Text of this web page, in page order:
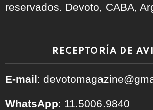
reservados. Devoto, CABA,
RECEPTORÍA DE
E-mail:
WhatsApp: 11.5006.9840